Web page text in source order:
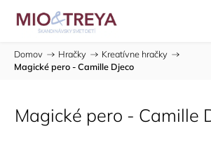
Domov / Hračky / Kreatívne hračky /
Magické pero - Camille Djeco
Magické pero - Camille